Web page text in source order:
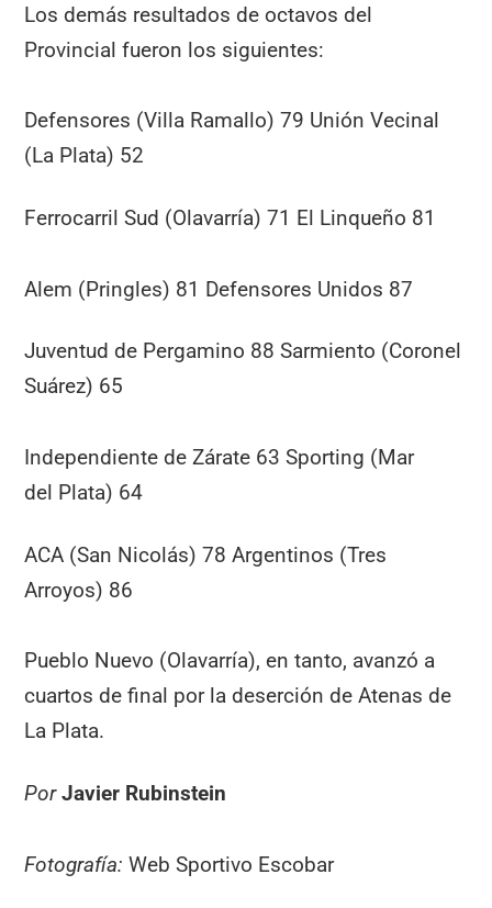
Los demás resultados de octavos del
Provincial fueron los siguientes:
Defensores (Villa Ramallo) 79 Unión Vecinal
(La Plata) 52
Ferrocarril Sud (Olavarría) 71 El Linqueño 81
Alem (Pringles) 81 Defensores Unidos 87
Juventud de Pergamino 88 Sarmiento (Coronel
Suárez) 65
Independiente de Zárate 63 Sporting (Mar
del Plata) 64
ACA (San Nicolás) 78 Argentinos (Tres
Arroyos) 86
Pueblo Nuevo (Olavarría), en tanto, avanzó a
cuartos de final por la deserción de Atenas de
La Plata.
Por Javier Rubinstein
Fotografía: Web Sportivo Escobar